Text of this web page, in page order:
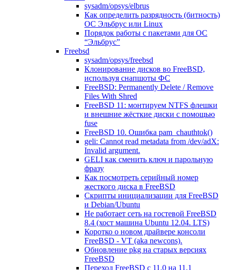
sysadm/opsys/elbrus
Как определить разрядность (битность)
ОС Эльбрус или Linux
Порядок работы с пакетами для ОС
“Эльбрус”
Freebsd
sysadm/opsys/freebsd
Клонирование дисков во FreeBSD,
используя снапшоты ФС
FreeBSD: Permanently Delete / Remove
Files With Shred
FreeBSD 11: монтируем NTFS флешки
и внешние жёсткие диски с помощью
fuse
FreeBSD 10. Ошибка pam_chauthtok()
geli: Cannot read metadata from /dev/adX:
Invalid argument.
GELI как сменить ключ и парольную
фразу
Как посмотреть серийный номер
жесткого диска в FreeBSD
Скрипты инициализации для FreeBSD
и Debian/Ubuntu
Не работает сеть на гостевой FreeBSD
8.4 (хост машина Ubuntu 12.04. LTS)
Коротко о новом драйвере консоли
FreeBSD - VT (aka newcons).
Обновление pkg на старых версиях
FreeBSD
Переход FreeBSD c 11.0 на 11.1